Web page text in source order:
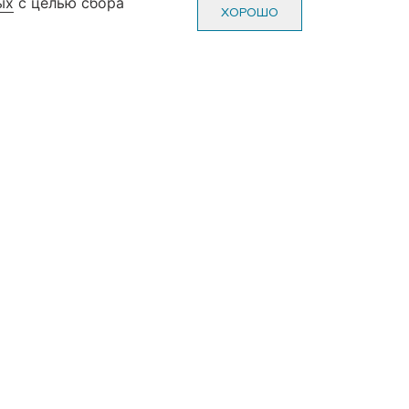
70-22
22
Пн-Пт: с 10-00 до 20-00
ХОРОШО